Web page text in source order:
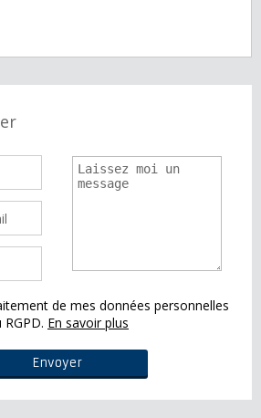
de mes données personnelles
En savoir plus